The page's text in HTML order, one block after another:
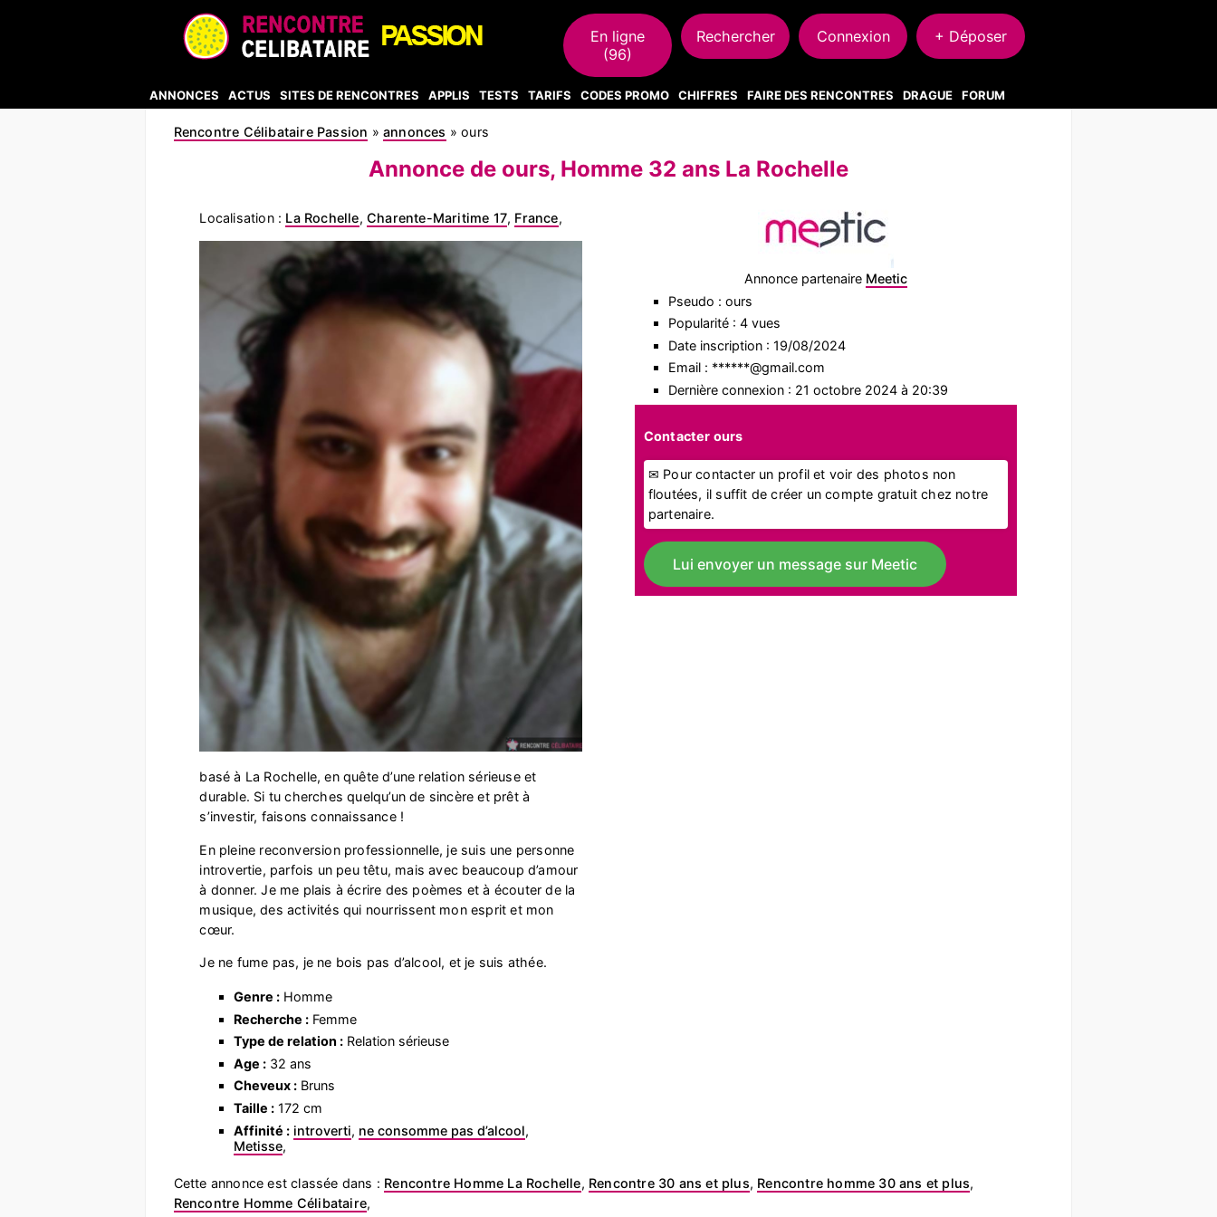
En ligne
(96)
Rechercher Connexion + Déposer
ANNONCES ACTUS SITES DE RENCONTRES APPLIS TESTS TARIFS CODES PROMO CHIFFRES FAIRE DES RENCONTRES DRAGUE FORUM
Rencontre Célibataire Passion »annonces »ours
Annonce de ours, Homme 32 ans La Rochelle
Localisation : La Rochelle,Charente-Maritime 17, France,
basé à La Rochelle, en quête d’une relation sérieuse et
durable. Si tu cherches quelqu’un de sincère et prêt à
s’investir, faisons connaissance !
En pleine reconversion professionnelle, je suis une personne
introvertie, parfois un peu têtu, mais avec beaucoup d’amour
à donner. Je me plais à écrire des poèmes et à écouter de la
musique, des activités qui nourrissent mon esprit et mon
cœur.
Je ne fume pas, je ne bois pas d’alcool, et je suis athée.
Genre :Homme
Recherche :Femme
Type de relation :Relation sérieuse
Age :32 ans
Cheveux :Bruns
Taille :172 cm
Affinité : introverti, ne consomme pas d’alcool,
Metisse,
Annonce partenaire Meetic
Pseudo : ours
Popularité : 4 vues
Date inscription : 19/08/2024
Email : ******@gmail.com
Dernière connexion : 21 octobre 2024 à 20:39
Contacter ours
✉ Pour contacter un profil et voir des photos non
floutées, il suffit de créer un compte gratuit chez notre
partenaire.
Lui envoyer un message sur Meetic
Cette annonce est classée dans : Rencontre Homme La Rochelle, Rencontre 30 ans et plus, Rencontre homme 30 ans et plus,
Rencontre Homme Célibataire,